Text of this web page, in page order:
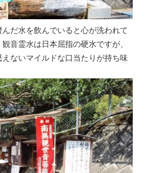
だ水を飲んでいると心が洗われて
音霊水は日本屈指の硬水ですが、
えないマイルドな口当たりが持ち味